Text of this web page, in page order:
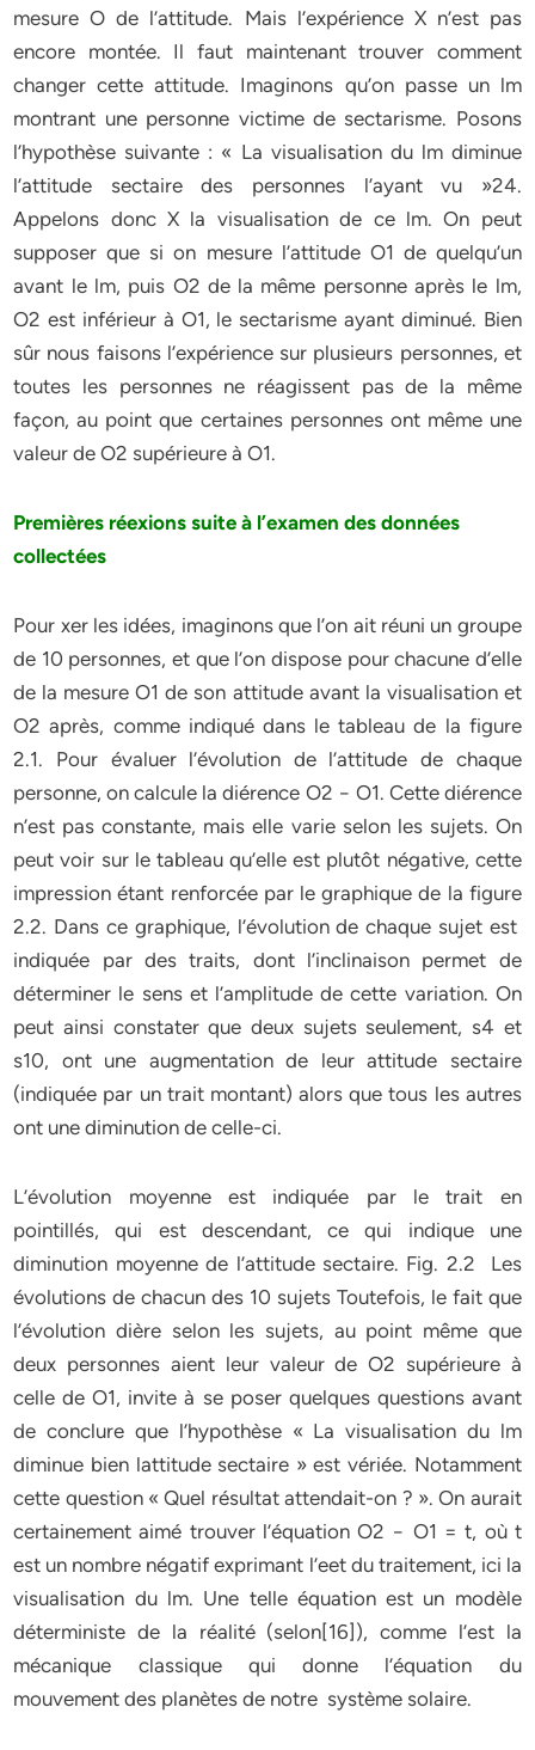
mesure O de l’attitude. Mais l’expérience X n’est pas
encore montée. Il faut maintenant trouver comment
changer cette attitude. Imaginons qu’on passe un lm
montrant une personne victime de sectarisme. Posons
l’hypothèse suivante : « La visualisation du lm diminue
l’attitude sectaire des personnes l’ayant vu »24.
Appelons donc X la visualisation de ce lm. On peut
supposer que si on mesure l’attitude O1 de quelqu’un
avant le lm, puis O2 de la même personne après le lm,
O2 est inférieur à O1, le sectarisme ayant diminué. Bien
sûr nous faisons l’expérience sur plusieurs personnes, et
toutes les personnes ne réagissent pas de la même
façon, au point que certaines personnes ont même une
valeur de O2 supérieure à O1.
Premières réexions suite à l’examen des données
collectées
Pour xer les idées, imaginons que l’on ait réuni un groupe
de 10 personnes, et que l’on dispose pour chacune d’elle
de la mesure O1 de son attitude avant la visualisation et
O2 après, comme indiqué dans le tableau de la figure
2.1. Pour évaluer l’évolution de l’attitude de chaque
personne, on calcule la diérence O2 − O1. Cette diérence
n’est pas constante, mais elle varie selon les sujets. On
peut voir sur le tableau qu’elle est plutôt négative, cette
impression étant renforcée par le graphique de la figure
2.2. Dans ce graphique, l’évolution de chaque sujet est
indiquée par des traits, dont l’inclinaison permet de
déterminer le sens et l’amplitude de cette variation. On
peut ainsi constater que deux sujets seulement, s4 et
s10, ont une augmentation de leur attitude sectaire
(indiquée par un trait montant) alors que tous les autres
ont une diminution de celle-ci.
L’évolution moyenne est indiquée par le trait en
pointillés, qui est descendant, ce qui indique une
diminution moyenne de l’attitude sectaire. Fig. 2.2 Les
évolutions de chacun des 10 sujets Toutefois, le fait que
l’évolution dière selon les sujets, au point même que
deux personnes aient leur valeur de O2 supérieure à
celle de O1, invite à se poser quelques questions avant
de conclure que l’hypothèse « La visualisation du lm
diminue bien lattitude sectaire » est vériée. Notamment
cette question « Quel résultat attendait-on ? ». On aurait
certainement aimé trouver l’équation O2 − O1 = t, où t
est un nombre négatif exprimant l’eet du traitement, ici la
visualisation du lm. Une telle équation est un modèle
déterministe de la réalité (selon[16]), comme l’est la
mécanique classique qui donne l’équation du
mouvement des planètes de notre système solaire.